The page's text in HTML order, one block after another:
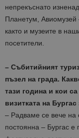
непрекъснато
Планетум, Авиомузей
както и музеите в
посетители.
– Събитийният
пъзел на града.
тази година и кои
визитката на
– Радваме се вече на
постоянна – Бургас е